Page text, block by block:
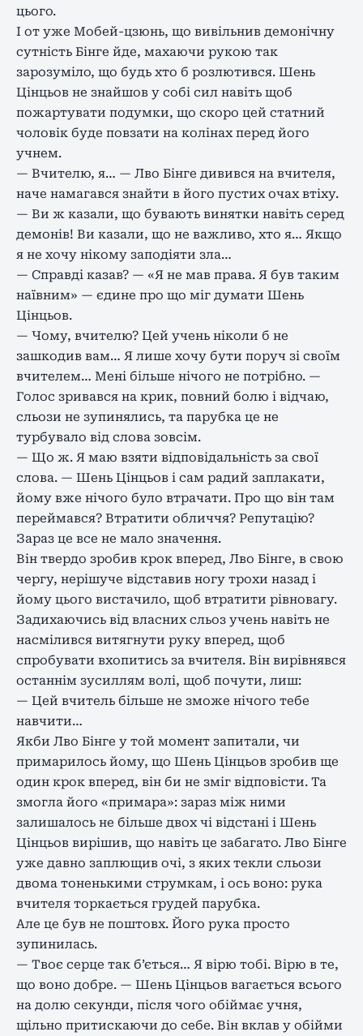
цього.
І от уже Мобей-цзюнь, що вивільнив демонічну
сутність Бінге йде, махаючи рукою так
зарозуміло, що будь хто б розлютився. Шень
Цінцьов не знайшов у собі сил навіть щоб
пожартувати подумки, що скоро цей статний
чоловік буде повзати на колінах перед його
учнем.
— Вчителю, я… — Лво Бінге дивився на вчителя,
наче намагався знайти в його пустих очах втіху.
— Ви ж казали, що бувають винятки навіть серед
демонів! Ви казали, що не важливо, хто я… Якщо
я не хочу нікому заподіяти зла…
— Справді казав? — «Я не мав права. Я був таким
наївним» — єдине про що міг думати Шень
Цінцьов.
— Чому, вчителю? Цей учень ніколи б не
зашкодив вам… Я лише хочу бути поруч зі своїм
вчителем… Мені більше нічого не потрібно. —
Голос зривався на крик, повний болю і відчаю,
сльози не зупинялись, та парубка це не
турбувало від слова зовсім.
— Що ж. Я маю взяти відповідальність за свої
слова. — Шень Цінцьов і сам радий заплакати,
йому вже нічого було втрачати. Про що він там
переймався? Втратити обличчя? Репутацію?
Зараз це все не мало значення.
Він твердо зробив крок вперед, Лво Бінге, в свою
чергу, нерішуче відставив ногу трохи назад і
йому цього вистачило, щоб втратити рівновагу.
Задихаючись від власних сльоз учень навіть не
насмілився витягнути руку вперед, щоб
спробувати вхопитись за вчителя. Він вирівнявся
останнім зусиллям волі, щоб почути, лиш:
— Цей вчитель більше не зможе нічого тебе
навчити…
Якби Лво Бінге у той момент запитали, чи
примарилось йому, що Шень Цінцьов зробив ще
один крок вперед, він би не зміг відповісти. Та
змогла його «примара»: зараз між ними
залишалось не більше двох чі відстані і Шень
Цінцьов вирішив, що навіть це забагато. Лво Бінге
уже давно заплющив очі, з яких текли сльози
двома тоненькими струмкам, і ось воно: рука
вчителя торкається грудей парубка.
Але це був не поштовх. Його рука просто
зупинилась.
— Твоє серце так б’ється… Я вірю тобі. Вірю в те,
що воно добре. — Шень Цінцьов вагається всього
на долю секунди, після чого обіймає учня,
щільно притискаючи до себе. Він вклав у обійми